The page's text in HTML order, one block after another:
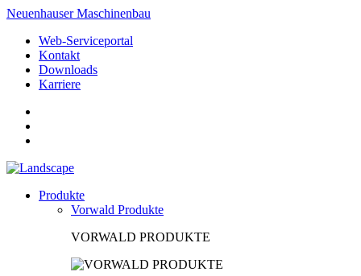
Neuenhauser Maschinenbau
Web-Serviceportal
Kontakt
Downloads
Karriere
Produkte
Vorwald Produkte
VORWALD PRODUKTE